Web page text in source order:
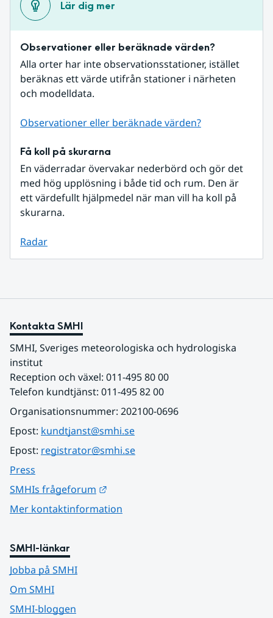
Lär dig mer
Observationer eller beräknade värden?
Alla orter har inte observationsstationer, istället
beräknas ett värde utifrån stationer i närheten
och modelldata.
Observationer eller beräknade värden?
Få koll på skurarna
En väderradar övervakar nederbörd och gör det
med hög upplösning i både tid och rum. Den är
ett värdefullt hjälpmedel när man vill ha koll på
skurarna.
Radar
Kontakta SMHI
SMHI, Sveriges meteorologiska och hydrologiska
institut
Reception och växel: 011-495 80 00
Telefon kundtjänst: 011-495 82 00
Organisationsnummer: 202100-0696
Epost: kundtjanst@smhi.se
Epost: registrator@smhi.se
Press
SMHIs frågeforum
Mer kontaktinformation
SMHI-länkar
Jobba på SMHI
Om SMHI
SMHI-bloggen